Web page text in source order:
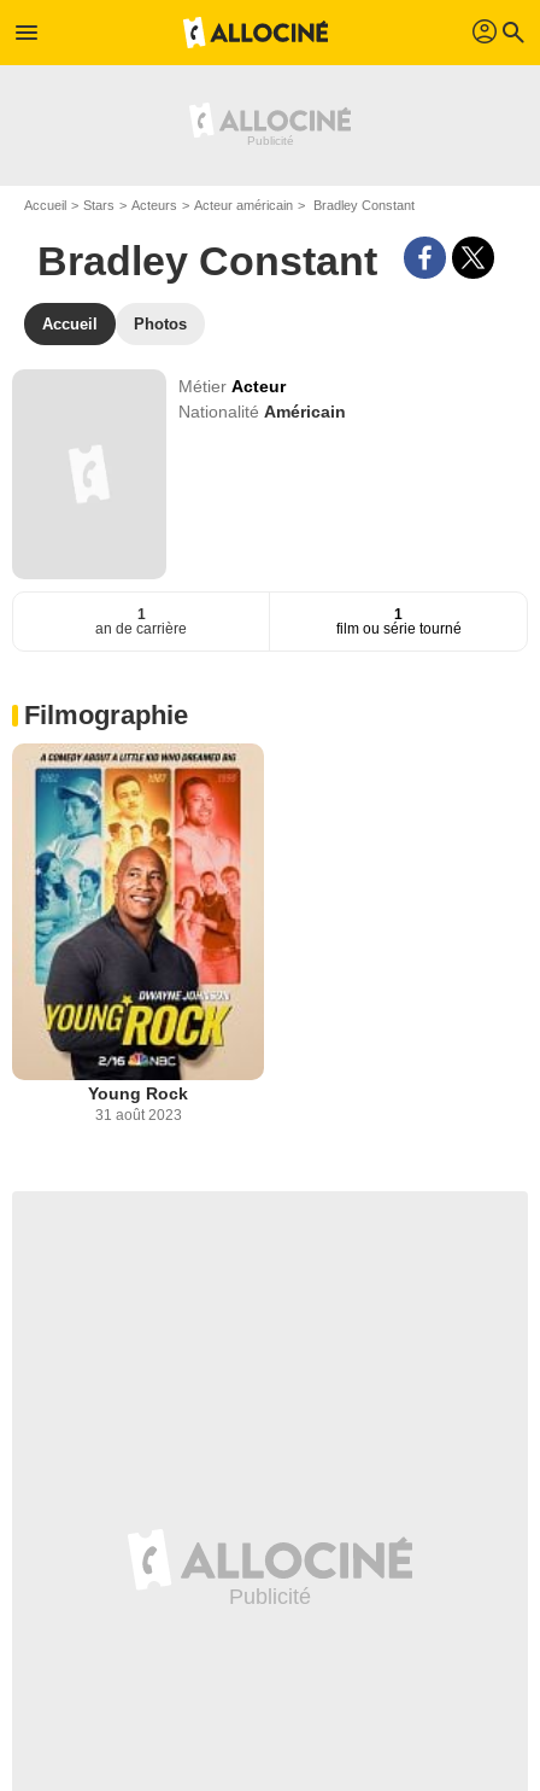
menu profil search
Accueil Stars Acteurs Acteur américain Bradley Constant
Bradley Constant
Accueil Photos
MétierActeur
NationalitéAméricain
1
an de carrière
1
film ou série tourné
Filmographie
Young Rock
31 août 2023